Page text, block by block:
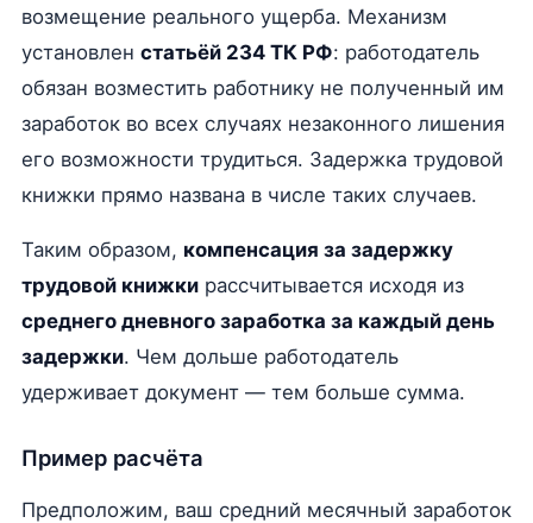
возмещение реального ущерба. Механизм
установлен статьёй 234 ТК РФ: работодатель
обязан возместить работнику не полученный им
заработок во всех случаях незаконного лишения
его возможности трудиться. Задержка трудовой
книжки прямо названа в числе таких случаев.
Таким образом, компенсация за задержку
трудовой книжкирассчитывается исходя из
среднего дневного заработка за каждый день
задержки. Чем дольше работодатель
удерживает документ — тем больше сумма.
Пример расчёта
Предположим, ваш средний месячный заработок